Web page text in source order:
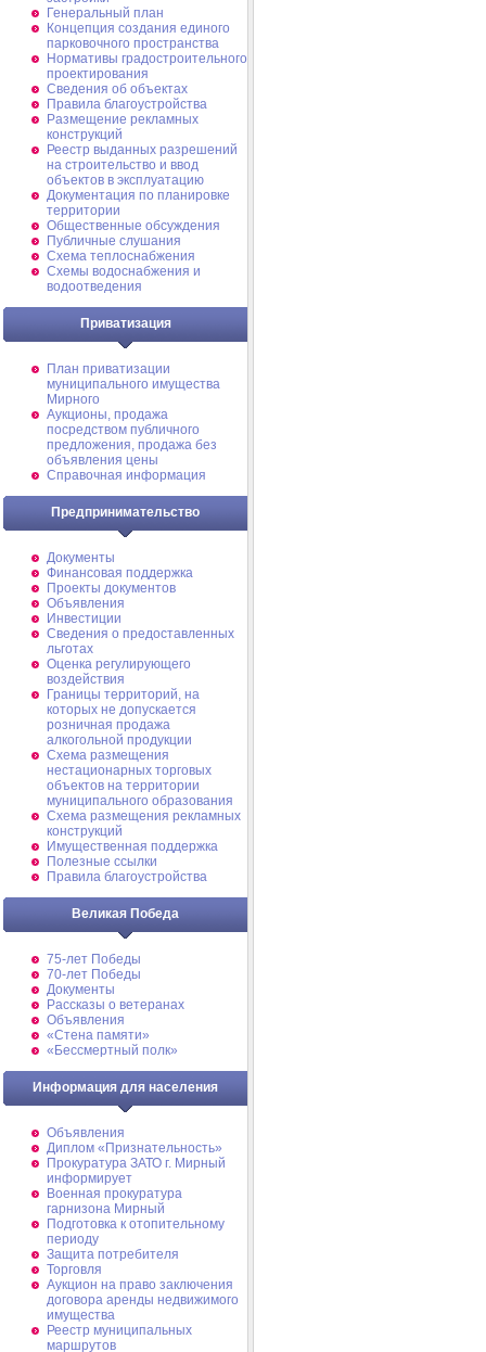
Генеральный план
Концепция создания единого
парковочного пространства
Нормативы градостроительного
проектирования
Сведения об объектах
Правила благоустройства
Размещение рекламных
конструкций
Реестр выданных разрешений
на строительство и ввод
объектов в эксплуатацию
Документация по планировке
территории
Общественные обсуждения
Публичные слушания
Схема теплоснабжения
Схемы водоснабжения и
водоотведения
Приватизация
План приватизации
муниципального имущества
Мирного
Аукционы, продажа
посредством публичного
предложения, продажа без
объявления цены
Справочная информация
Предпринимательство
Документы
Финансовая поддержка
Проекты документов
Объявления
Инвестиции
Сведения о предоставленных
льготах
Оценка регулирующего
воздействия
Границы территорий, на
которых не допускается
розничная продажа
алкогольной продукции
Схема размещения
нестационарных торговых
объектов на территории
муниципального образования
Схема размещения рекламных
конструкций
Имущественная поддержка
Полезные ссылки
Правила благоустройства
Великая Победа
75-лет Победы
70-лет Победы
Документы
Рассказы о ветеранах
Объявления
«Стена памяти»
«Бессмертный полк»
Информация для населения
Объявления
Диплом «Признательность»
Прокуратура ЗАТО г. Мирный
информирует
Военная прокуратура
гарнизона Мирный
Подготовка к отопительному
периоду
Защита потребителя
Торговля
Аукцион на право заключения
договора аренды недвижимого
имущества
Реестр муниципальных
маршрутов